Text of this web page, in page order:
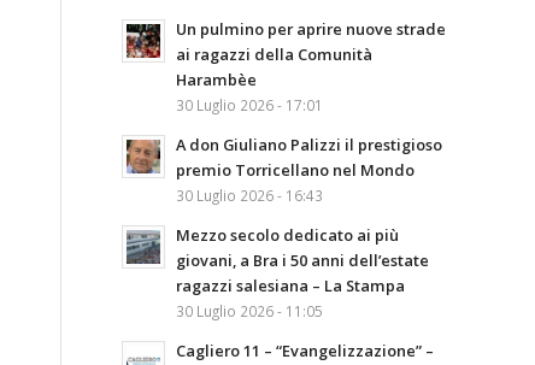
Un pulmino per aprire nuove strade
ai ragazzi della Comunità
Harambèe
30 Luglio 2026 - 17:01
A don Giuliano Palizzi il prestigioso
premio Torricellano nel Mondo
30 Luglio 2026 - 16:43
Mezzo secolo dedicato ai più
giovani, a Bra i 50 anni dell’estate
ragazzi salesiana – La Stampa
30 Luglio 2026 - 11:05
Cagliero 11 – “Evangelizzazione” –